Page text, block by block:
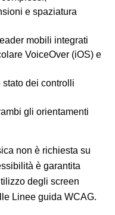
e spaziatura
mobili integrati
VoiceOver (iOS) e
dei controlli
gli orientamenti
non è richiesta su
è garantita
degli screen
Linee guida WCAG.